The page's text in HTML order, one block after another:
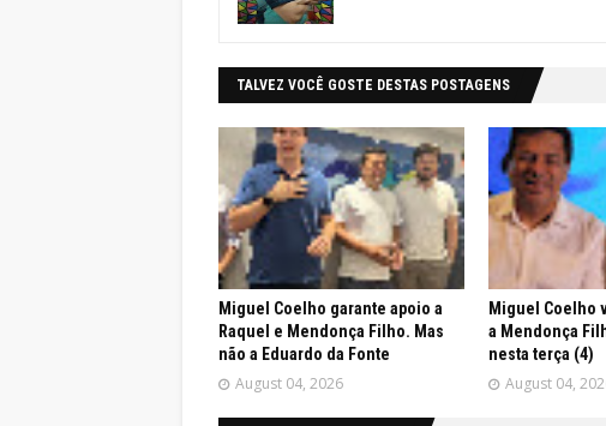
TALVEZ VOCÊ GOSTE DESTAS POSTAGENS
Miguel Coelho garante apoio a
Raquel e Mendonça Filho. Mas
não a Eduardo da Fonte
August 04, 2026
Miguel Coelho
a Mendonça
nesta terça (4)
August 04,